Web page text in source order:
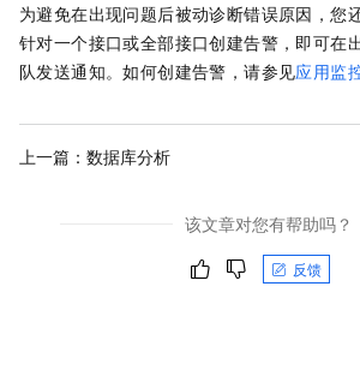
为避免在出现问题后被动诊断错误原因，您
针对一个接口或全部接口创建告警，即可在
队发送通知。如何创建告警，请参见应用监
上一篇： 数据库分析
该文章对您有帮助吗？
反馈